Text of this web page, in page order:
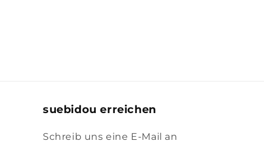
suebidou erreichen
Schreib uns eine E-Mail an